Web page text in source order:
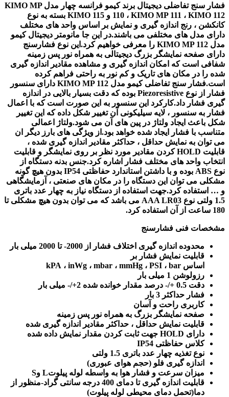
فشار سنج تفاضلی دیجیتال برند کیمو فرانسه چهار مدل KIMO MP
110 ، KIMO MP 111 ، KIMO 112 و KIMO 115 بسته به نوع
کانکشن ، رنج اندازه گیری و نمایش بر اساس واحد های مختلف
دارای مدل های مختلفی می باشند.در این جا مانومتر دیجیتال کیمو
مدل KIMO MP 112 را معرفی خواهیم کرد.این نوع فشارسنج
دارای صفحه نمایشگر بزرگ دیجیتالی به همراه نور پس زمینه
شفافی است که امکان اندازه گیری و مشاهده مقادیر اندازه گیری
شده را در مکان های تاریک و کم نور به راحتی فراهم کرده
است.فشار سنج تفاضلی کیمو مدل KIMO MP 112 دارای سنسور
فشار از نوع Piezoresistive بوده که دقت بسیار بالایی در اندازه
گیری فشار داد.کارکرد این سنسور به این صورت است که با اعمال
فشار به سنسور ، لایه سیلیکونی آن تغییر شکل داده که این تغییر
شکل باعث ایجاد ولتاژ در پین های آن می شود.ولتاژ اعمالی
متناسب با فشار ایجاد شده خواهد بود.از ویژگی های بارز دیگر ان
می توان به نمایش حداقل ، حداکثر مقادیر اندازه گیری شده ،
قابلیت HOLD کردن مقادیر مورد نظر بر روی نمایشگر و قابلیت
انتخاب واحد های مختلف فشار اشاره کرد.جنس بدنه دستگاه از
نوع ABS بوده و با داشتن استاندارد حفاظتی IP54 بدون هیچ گونه
مشکلی می توان این دستگاه را در مکان های صنعتی ، آزمایشگاهی
و … استفاده کرد.جهت استفاده از دستگاه نیاز به چهار عدد باتری
1.5 ولتی نوع AAA LR03 می باشد که می توان بدون هیچ مشکلی تا
180 ساعت از آن استفاده کرد.
مشخصات فنی فشارسنج
محدوده اندازه گیری اختلاف فشار از 2000- تا 2000 میلی بار
قابلیت نمایش فشار بر
اساس kPA ، inWg ، mbar ، mmHg ، PSI ، bar
رزولوشن 1 میلی بار
دقت 0.5 +/- درصد مقدار خوانده شده 2+/- میلی بار
فشار حداکثر 3 بار
کاربری راحت و آسان
صفحه نمایشگر بزرگ به همراه نور پس زمینه
قابلیت نمایش حداقل ، حداکثر مقادیر اندازه گیری شده
دارای HOLD جهت ثابت کردن مقدار نمایش داده شده
کلاس حفاظتی IP54
نوع تغذیه چهار عدد باتری 1.5 ولتی
اندازه گیری فلو (حجم هوای عبوری)
میزان سرعت و فشار هوا به واسطه لوله پیلوتL وS
قابلیت اندازه گیری تا دمای 400 درجه سانتی گراد-منظور از
دما(تحمل دمای محیطی لوله پیلوت)